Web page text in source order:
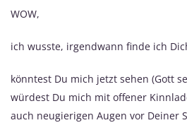
WOW,
ich wusste, irgendwann finde ich
könntest Du mich jetzt sehen (Gott
würdest Du mich mit offener
auch neugierigen Augen vor Deiner